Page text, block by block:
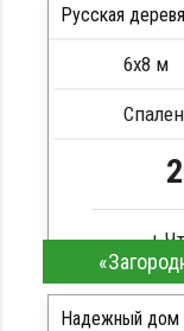
Стропила,
Метизы,
Сборка на
Русская
6х8 м
Клееный брус
Стропила,
Надежный дом